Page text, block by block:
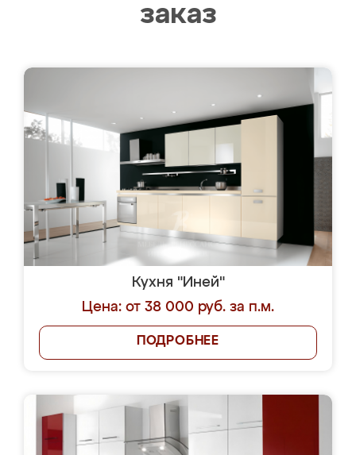
заказ
Кухня "Иней"
Цена: от 38 000 руб. за п.м.
ПОДРОБНЕЕ